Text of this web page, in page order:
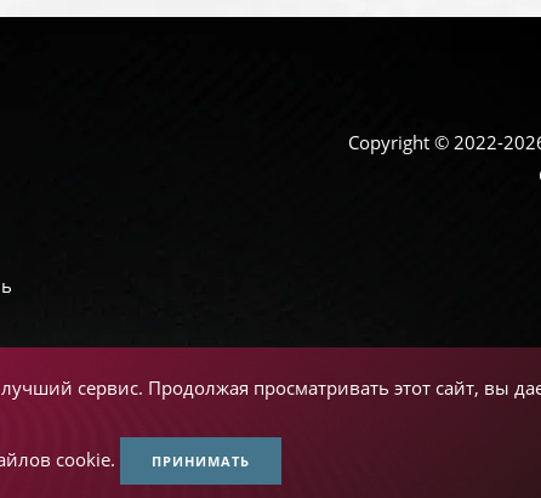
Copyright © 2022-
сервис. Продолжая просматривать этот сайт, вы
cookie.
ПРИНИМАТЬ